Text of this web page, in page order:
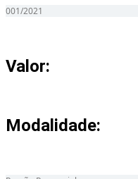
001/2021
Valor:
Modalidade: